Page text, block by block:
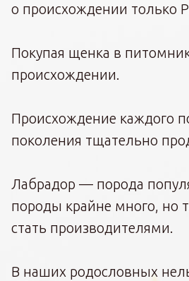
о происхождении только
Покупая щенка в
происхождении.
Происхождение каждого
поколения тщательно
Лабрадор — порода
породы крайне много, но
стать производителями.
В наших родословных